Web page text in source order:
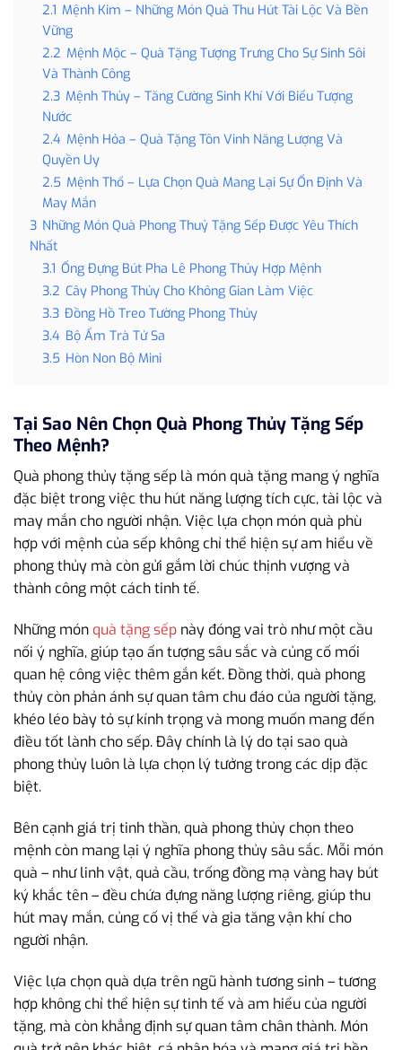
2.1 Mệnh Kim – Những Món Quà Thu Hút Tài Lộc Và Bền
Vững
2.2 Mệnh Mộc – Quà Tặng Tượng Trưng Cho Sự Sinh Sôi
Và Thành Công
2.3 Mệnh Thủy – Tăng Cường Sinh Khí Với Biểu Tượng
Nước
2.4 Mệnh Hỏa – Quà Tặng Tôn Vinh Năng Lượng Và
Quyền Uy
2.5 Mệnh Thổ – Lựa Chọn Quà Mang Lại Sự Ổn Định Và
May Mắn
3 Những Món Quà Phong Thuỷ Tặng Sếp Được Yêu Thích
Nhất
3.1 Ống Đựng Bút Pha Lê Phong Thủy Hợp Mệnh
3.2 Cây Phong Thủy Cho Không Gian Làm Việc
3.3 Đồng Hồ Treo Tường Phong Thủy
3.4 Bộ Ấm Trà Tử Sa
3.5 Hòn Non Bộ Mini
Tại Sao Nên Chọn Quà Phong Thủy Tặng Sếp
Theo Mệnh?
Quà phong thủy tặng sếp là món quà tặng mang ý nghĩa
đặc biệt trong việc thu hút năng lượng tích cực, tài lộc và
may mắn cho người nhận. Việc lựa chọn món quà phù
hợp với mệnh của sếp không chỉ thể hiện sự am hiểu về
phong thủy mà còn gửi gắm lời chúc thịnh vượng và
thành công một cách tinh tế.
Những món quà tặng sếp này đóng vai trò như một cầu
nối ý nghĩa, giúp tạo ấn tượng sâu sắc và củng cố mối
quan hệ công việc thêm gắn kết. Đồng thời, quà phong
thủy còn phản ánh sự quan tâm chu đáo của người tặng,
khéo léo bày tỏ sự kính trọng và mong muốn mang đến
điều tốt lành cho sếp. Đây chính là lý do tại sao quà
phong thủy luôn là lựa chọn lý tưởng trong các dịp đặc
biệt.
Bên cạnh giá trị tinh thần, quà phong thủy chọn theo
mệnh còn mang lại ý nghĩa phong thủy sâu sắc. Mỗi món
quà – như linh vật, quả cầu, trống đồng mạ vàng hay bút
ký khắc tên – đều chứa đựng năng lượng riêng, giúp thu
hút may mắn, củng cố vị thế và gia tăng vận khí cho
người nhận.
Việc lựa chọn quà dựa trên ngũ hành tương sinh – tương
hợp không chỉ thể hiện sự tinh tế và am hiểu của người
tặng, mà còn khẳng định sự quan tâm chân thành. Món